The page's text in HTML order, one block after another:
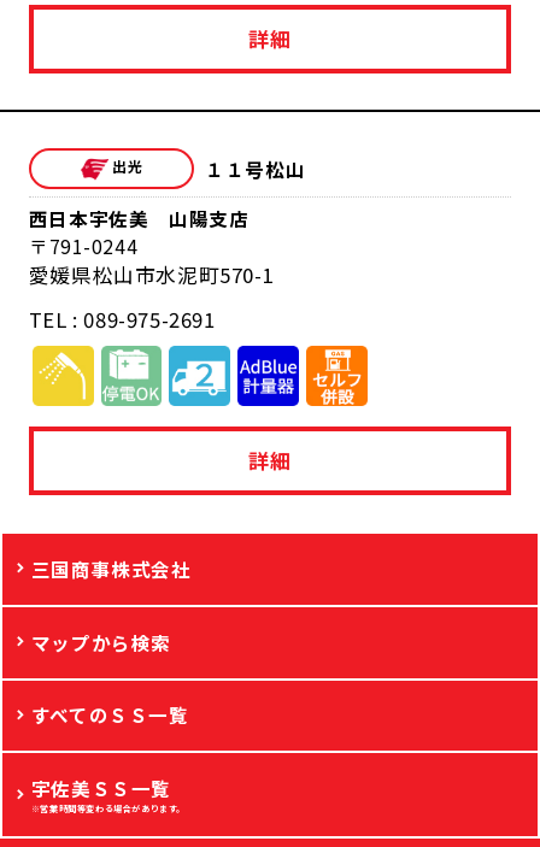
詳細
１１号松山
西日本宇佐美 山陽支店
791-0244
愛媛県松山市水泥町570-1
TEL : 089-975-2691
詳細
三国商事株式会社
マップから検索
すべてのＳＳ一覧
宇佐美ＳＳ一覧
※営業時間等変わる場合があります。